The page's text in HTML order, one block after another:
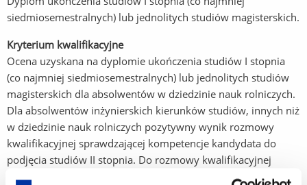
siedmiosemestralnych) lub jednolitych studiów magisterskich.
Kryterium kwalifikacyjne
Ocena uzyskana na dyplomie ukończenia studiów I stopnia
(co najmniej siedmiosemestralnych) lub jednolitych studiów
magisterskich dla absolwentów w dziedzinie nauk rolniczych.
Dla absolwentów inżynierskich kierunków studiów, innych niż
w dziedzinie nauk rolniczych pozytywny wynik rozmowy
kwalifikacyjnej sprawdzającej kompetencje kandydata do
podjęcia studiów II stopnia. Do rozmowy kwalifikacyjnej
dopuszczeni będą tylko absolwenci z kierunków: automatyka,